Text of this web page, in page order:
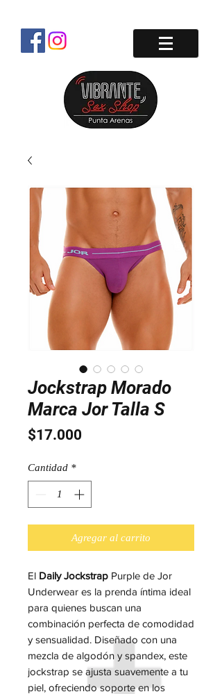
Jockstrap Morado
Marca Jor Talla S
$17.000
Cantidad *
Agregar al carrito
El Daily Jockstrap Purple de Jor
Underwear es la prenda íntima ideal
para quienes buscan una
combinación perfecta de comodidad
y sensualidad. Diseñado con una
mezcla de algodón y spandex, este
jockstrap se ajusta suavemente a tu
piel, ofreciendo soporte en los